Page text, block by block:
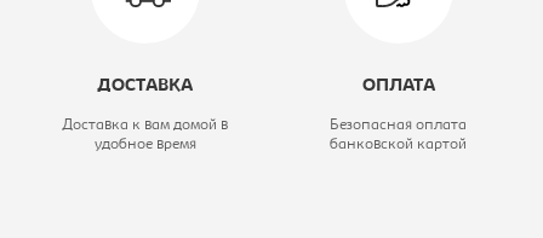
Цвет материала: Velvet 36,
Материал обивки: ткань
ДОСТАВКА
Доставка к вам домой в
удобное время
ОПЛАТА
Безопасная оплата
банковской картой